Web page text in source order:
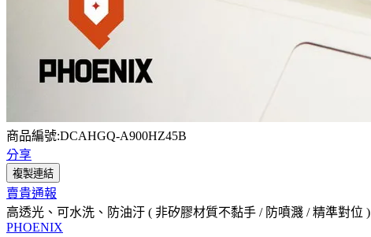
商品編號:DCAHGQ-A900HZ45B
分享
複製連結
賣貴通報
高透光、可水洗、防油汙 ( 非矽膠材質不黏手 / 防噴濺 / 精準對位 )
PHOENIX